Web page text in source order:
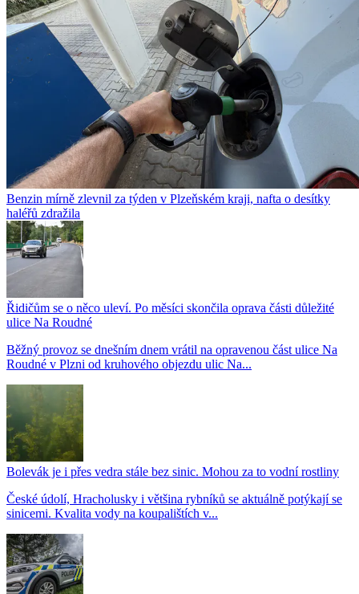
Benzin mírně zlevnil za týden v Plzeňském kraji, nafta o desítky
haléřů zdražila
Řidičům se o něco uleví. Po měsíci skončila oprava části důležité
ulice Na Roudné
Běžný provoz se dnešním dnem vrátil na opravenou část ulice Na
Roudné v Plzni od kruhového objezdu ulic Na...
Bolevák je i přes vedra stále bez sinic. Mohou za to vodní rostliny
České údolí, Hracholusky i většina rybníků se aktuálně potýkají se
sinicemi. Kvalita vody na koupalištích v...